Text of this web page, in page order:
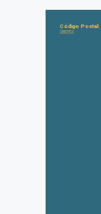
Código Postal:
28053